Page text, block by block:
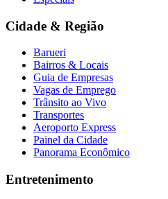
Flamengo
Cidade & Região
Barueri
Bairros & Locais
Guia de Empresas
Vagas de Emprego
Trânsito ao Vivo
Transportes
Aeroporto Express
Painel da Cidade
Panorama Econômico
Entretenimento